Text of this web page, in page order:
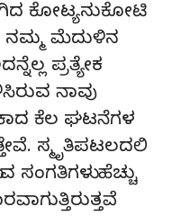
ಕೋಟ್ಯನುಕೋಟಿ
ಮೆದುಳಿನ
ಪ್ರತ್ಯೇಕ
ನಾವು
ಕೆಲ ಘಟನೆಗಳ
ಸ್ಮೃತಿಪಟಲದಲಿ
ಸಂಗತಿಗಳು ಹೆಚ್ಚು